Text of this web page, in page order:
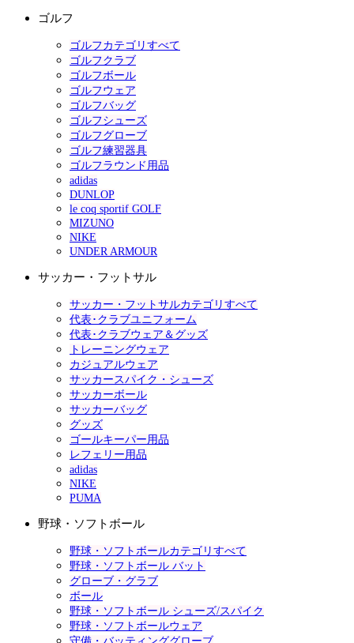
ゴルフ
ゴルフカテゴリすべて
ゴルフクラブ
ゴルフボール
ゴルフウェア
ゴルフバッグ
ゴルフシューズ
ゴルフグローブ
ゴルフ練習器具
ゴルフラウンド用品
adidas
DUNLOP
le coq sportif GOLF
MIZUNO
NIKE
UNDER ARMOUR
サッカー・フットサル
サッカー・フットサルカテゴリすべて
代表･クラブユニフォーム
代表･クラブウェア＆グッズ
トレーニングウェア
カジュアルウェア
サッカースパイク・シューズ
サッカーボール
サッカーバッグ
グッズ
ゴールキーパー用品
レフェリー用品
adidas
NIKE
PUMA
野球・ソフトボール
野球・ソフトボールカテゴリすべて
野球・ソフトボール バット
グローブ・グラブ
ボール
野球・ソフトボール シューズ/スパイク
野球・ソフトボールウェア